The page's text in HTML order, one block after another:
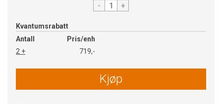
- +
Kvantumsrabatt
Antall
Pris/enh
2 +
719,-
Kjøp